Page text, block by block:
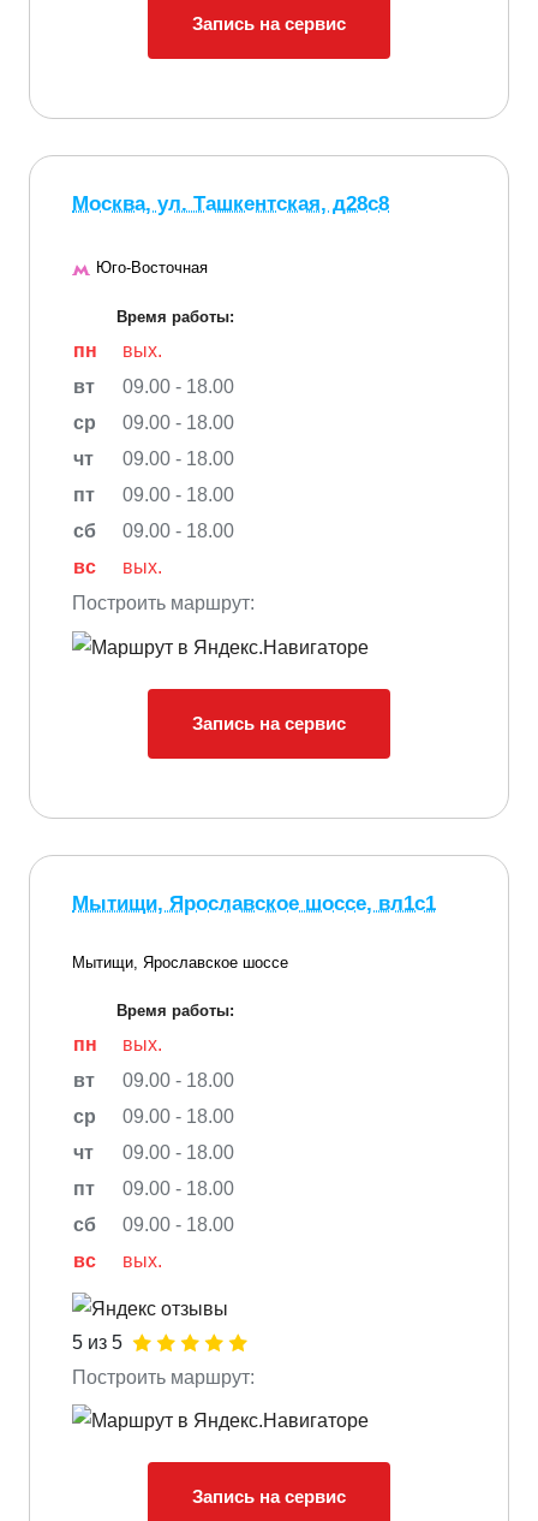
Запись на сервис
Москва, ул. Ташкентская, д28с8
Юго-Восточная
Время работы:
пн
вых.
вт
09.00 - 18.00
ср
09.00 - 18.00
чт
09.00 - 18.00
пт
09.00 - 18.00
сб
09.00 - 18.00
вс
вых.
Построить маршрут:
Запись на сервис
Мытищи, Ярославское шоссе, вл1с1
Мытищи, Ярославское шоссе
Время работы:
пн
вых.
вт
09.00 - 18.00
ср
09.00 - 18.00
чт
09.00 - 18.00
пт
09.00 - 18.00
сб
09.00 - 18.00
вс
вых.
5 из 5
Построить маршрут:
Запись на сервис